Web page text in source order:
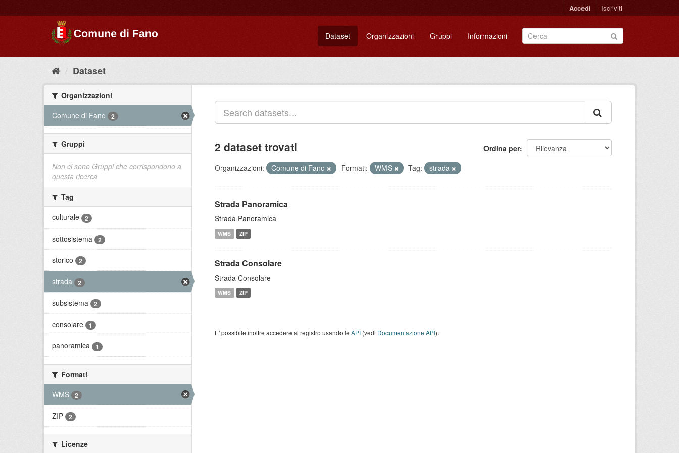
Accedi Iscriviti
Dataset Organizzazioni Gruppi Informazioni
Dataset
Organizzazioni
Comune di Fano
2
Gruppi
Non ci sono Gruppi che corrispondono a
questa ricerca
Tag
culturale
2
sottosistema 2
storico 2
strada 2
subsistema 2
consolare 1
panoramica 1
Formati
WMS
2
ZIP 2
Licenze
Ordina per
2 dataset trovati
Organizzazioni: Comune di Fano Formati: WMS Tag: strada
Strada Panoramica
Strada Panoramica
WMS ZIP
Strada Consolare
Strada Consolare
WMS ZIP
E' possibile inoltre accedere al registro usando le API (vedi Documentazione API).